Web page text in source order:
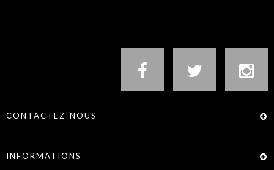
CONTACTEZ-NOUS
INFORMATIONS